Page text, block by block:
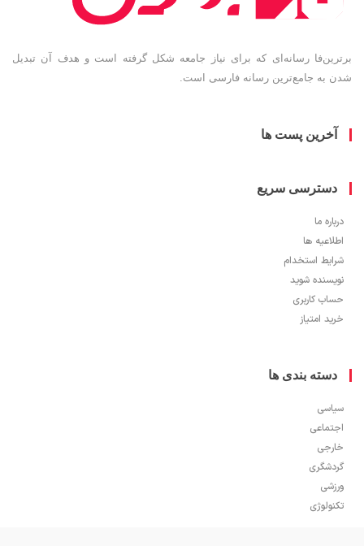
رسانه‌ای که برای نیاز جامعه شکل گرفته است و هدف آن تبدیل
جامع‌ترین رسانه فارسی است.
پست ها
سریع
ها
استخدام
شوید
کاربری
امتیاز
بندی ها